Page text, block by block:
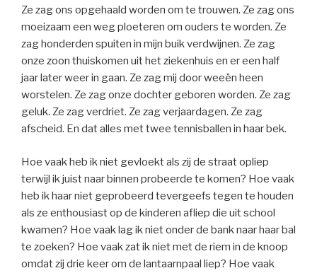
Ze zag ons opgehaald worden om te trouwen. Ze zag ons
moeizaam een weg ploeteren om ouders te worden. Ze
zag honderden spuiten in mijn buik verdwijnen. Ze zag
onze zoon thuiskomen uit het ziekenhuis en er een half
jaar later weer in gaan. Ze zag mij door weeën heen
worstelen. Ze zag onze dochter geboren worden. Ze zag
geluk. Ze zag verdriet. Ze zag verjaardagen. Ze zag
afscheid. En dat alles met twee tennisballen in haar bek.
Hoe vaak heb ik niet gevloekt als zij de straat opliep
terwijl ik juist naar binnen probeerde te komen? Hoe vaak
heb ik haar niet geprobeerd tevergeefs tegen te houden
als ze enthousiast op de kinderen afliep die uit school
kwamen? Hoe vaak lag ik niet onder de bank naar haar bal
te zoeken? Hoe vaak zat ik niet met de riem in de knoop
omdat zij drie keer om de lantaarnpaal liep? Hoe vaak